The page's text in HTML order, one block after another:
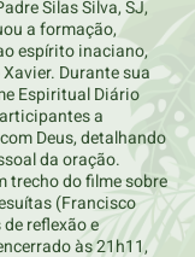
Silas Silva, SJ,
a formação,
espírito inaciano,
Durante sua
Espiritual Diário
a
Deus, detalhando
da oração.
trecho do filme sobre
(Francisco
reflexão e
às 21h11,